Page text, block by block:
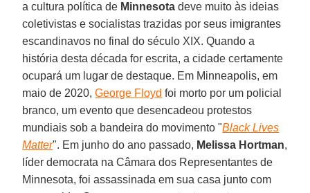
a cultura política de Minnesota deve muito às ideias
coletivistas e socialistas trazidas por seus imigrantes
escandinavos no final do século XIX. Quando a
história desta década for escrita, a cidade certamente
ocupará um lugar de destaque. Em Minneapolis, em
maio de 2020,George Floyd foi morto por um policial
branco, um evento que desencadeou protestos
mundiais sob a bandeira do movimento "Black Lives
Matter". Em junho do ano passado, Melissa Hortman,
líder democrata na Câmara dos Representantes de
Minnesota, foi assassinada em sua casa junto com